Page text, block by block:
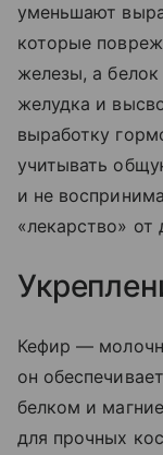
уменьшают
которые
железы, а
желудка и
выработку
учитывать
и не
«лекарство» от
Кефир —
он
белком и
для прочных